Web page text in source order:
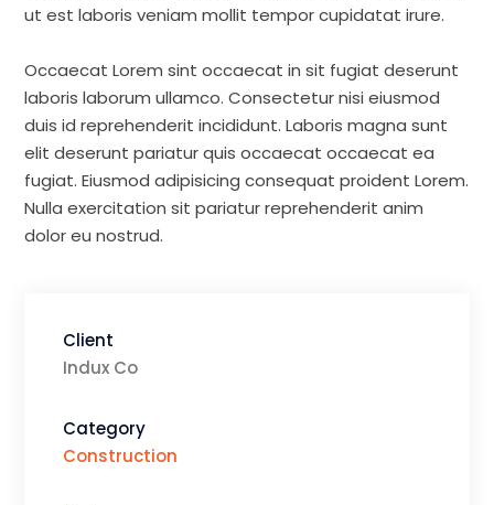
ut est laboris veniam mollit tempor cupidatat irure.
Occaecat Lorem sint occaecat in sit fugiat deserunt
laboris laborum ullamco. Consectetur nisi eiusmod
duis id reprehenderit incididunt. Laboris magna sunt
elit deserunt pariatur quis occaecat occaecat ea
fugiat. Eiusmod adipisicing consequat proident Lorem.
Nulla exercitation sit pariatur reprehenderit anim
dolor eu nostrud.
Client
Indux Co
Category
Construction